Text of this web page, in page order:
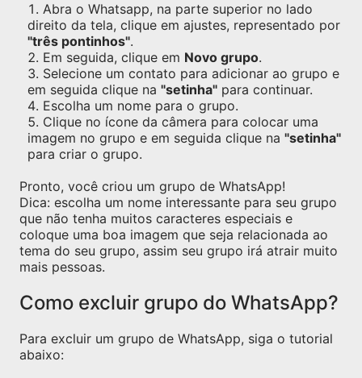
Abra o Whatsapp, na parte superior no lado
direito da tela, clique em ajustes, representado por
"três pontinhos".
Em seguida, clique em Novo grupo.
Selecione um contato para adicionar ao grupo e
em seguida clique na "setinha" para continuar.
Escolha um nome para o grupo.
Clique no ícone da câmera para colocar uma
imagem no grupo e em seguida clique na "setinha"
para criar o grupo.
Pronto, você criou um grupo de WhatsApp!
Dica: escolha um nome interessante para seu grupo
que não tenha muitos caracteres especiais e
coloque uma boa imagem que seja relacionada ao
tema do seu grupo, assim seu grupo irá atrair muito
mais pessoas.
Como excluir grupo do WhatsApp?
Para excluir um grupo de WhatsApp, siga o tutorial
abaixo: